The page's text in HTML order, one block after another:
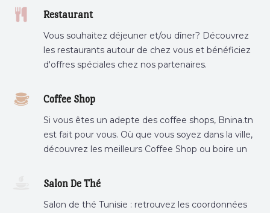
Restaurant
Vous souhaitez déjeuner et/ou dîner? Découvrez
les restaurants autour de chez vous et bénéficiez
d'offres spéciales chez nos partenaires.
Coffee Shop
Si vous êtes un adepte des coffee shops, Bnina.tn
est fait pour vous. Où que vous soyez dans la ville,
découvrez les meilleurs Coffee Shop ou boire un
Salon De Thé
Salon de thé Tunisie : retrouvez les coordonnées